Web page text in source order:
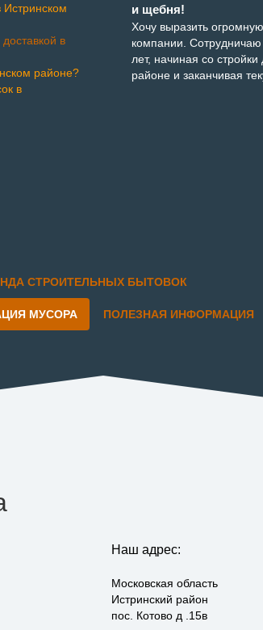
Истринском
в
районе?
в
и щебня!
Хочу выразить
компании.
лет, начиная со
районе и заканчивая
СТРОИТЕЛЬНЫХ БЫТОВОК
МУСОРА ПОЛЕЗНАЯ ИНФОРМАЦИЯ
Наш адрес:
Московская область
Истринский район
пос. Котово д .15в